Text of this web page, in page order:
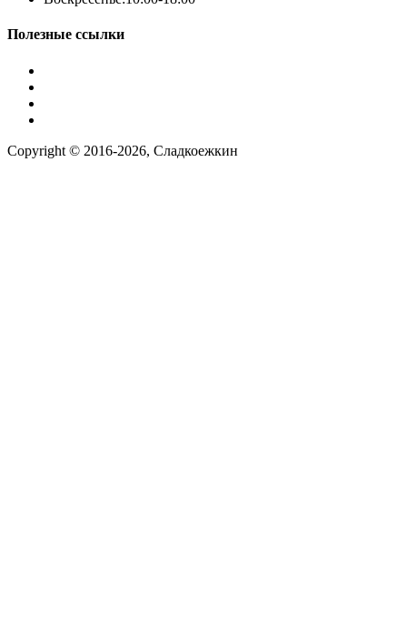
Полезные ссылки
Copyright © 2016-2026, Сладкоежкин